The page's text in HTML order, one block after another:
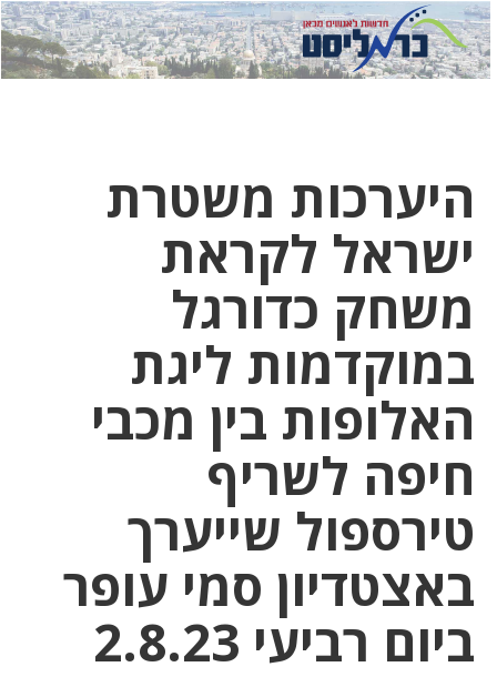
לחץ
כאן
לחץ
כדי
היערכות משטרת
ישראל לקראת
משחק כדורגל
במוקדמות ליגת
האלופות בין מכבי
חיפה לשריף
טירספול שייערך
באצטדיון סמי עופר
ביום רביעי 2.8.23